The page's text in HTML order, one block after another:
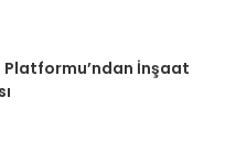
Platformu’ndan İnşaat